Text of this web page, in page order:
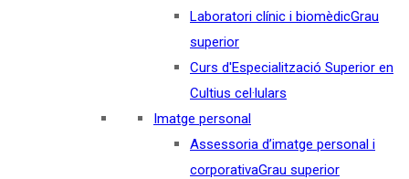
Laboratori clínic i biomèdicGrau
superior
Curs d'Especialització Superior en
Cultius cel·lulars
Imatge personal
Assessoria d’imatge personal i
corporativaGrau superior